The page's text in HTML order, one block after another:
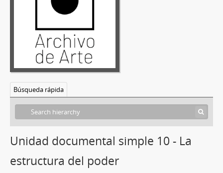
Búsqueda rápida
Unidad documental simple 10 - La
estructura del poder
[Fondo personal] FP-LP(05) - Fondo Personal Luis Pazos
[Sección] S1 - Documentos profesionales, como artista visual
[Subsección] 1 - Producción artística
[Serie] 1 - Arte político
[Unidad documental compuesta] 1 - Arte político
[Unidad documental simple] 01 - Arte político (portada)
[Unidad documental simple] 03 - El suplicio de Tupac Amaru
[Unidad documental simple] 04 - Educación latinoamericana: Palotes
[Unidad documental simple] 06 - Mapa económico de América Latina
[Unidad documental simple] 07 - Rito funerario
[Unidad documental simple] 08 - Herida